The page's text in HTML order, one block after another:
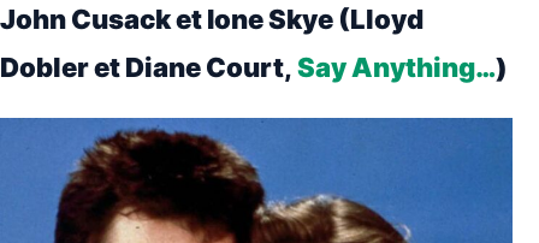
John Cusack et Ione Skye (Lloyd
Dobler et Diane Court,Say Anything…)